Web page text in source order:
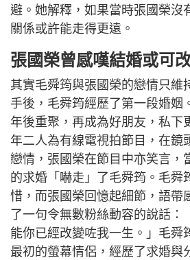
避。她解釋，如果當時張國榮沒
關係或許能走得更遠。
張國榮曾感嘆結婚或可
其實毛舜筠與張國榮的戀情只維
手後，毛舜筠經歷了第一段婚姻
年後重聚，再成為好朋友，私下
年二人為有線電視拍節目，在鏡
戀情，張國榮在節目中亦笑言，
的求婚「嚇走」了毛舜筠。毛舜
惜，而張國榮回憶起細節，語帶
了一句令無數粉絲動容的說話：
能你已經改變咗我一生。」毛舜
最初的螢幕情侶，經歷了求婚與